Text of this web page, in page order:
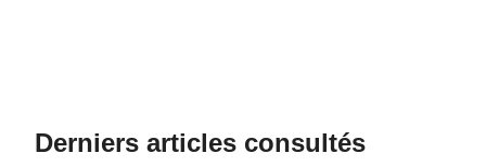
Derniers articles consultés